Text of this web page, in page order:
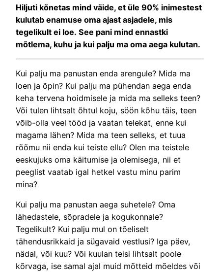
Hiljuti kõnetas mind väide, et üle 90% inimestest
kulutab enamuse oma ajast asjadele, mis
tegelikult ei loe. See pani mind ennastki
mõtlema, kuhu ja kui palju ma oma aega kulutan.
Kui palju ma panustan enda arengule? Mida ma
loen ja õpin? Kui palju ma pühendan aega enda
keha tervena hoidmisele ja mida ma selleks teen?
Või tulen lihtsalt õhtul koju, söön kõhu täis, teen
võib-olla veel tööd ja vaatan telekat, enne kui
magama lähen? Mida ma teen selleks, et tuua
rõõmu nii enda kui teiste ellu? Olen ma teistele
eeskujuks oma käitumise ja olemisega, nii et
peeglist vaatab igal hetkel vastu minu parim
mina?
Kui palju ma panustan aega suhetele? Oma
lähedastele, sõpradele ja kogukonnale?
Tegelikult? Kui palju mul on tõeliselt
tähendusrikkaid ja sügavaid vestlusi? Iga päev,
nädal, või kuu? Või kuulan teisi lihtsalt poole
kõrvaga, ise samal ajal muid mõtteid mõeldes või